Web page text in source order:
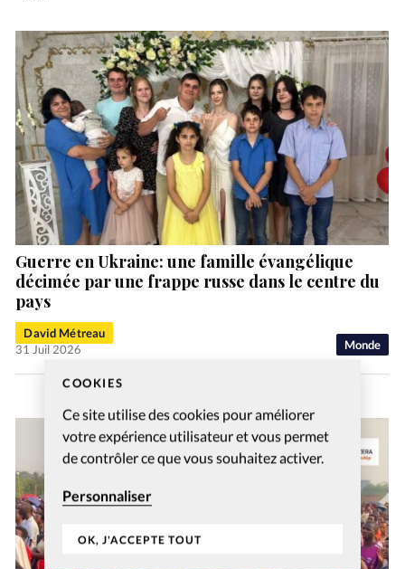
COOKIES
Ce site utilise des cookies pour améliorer
votre expérience utilisateur et vous permet
de contrôler ce que vous souhaitez activer.
Personnaliser
OK, J'ACCEPTE TOUT
Monde
Guerre en Ukraine: une famille évangélique
décimée par une frappe russe dans le centre du
pays
David Métreau
31 Juil 2026